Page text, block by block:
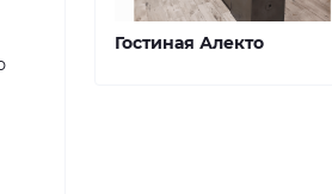
Гостиная Алекто